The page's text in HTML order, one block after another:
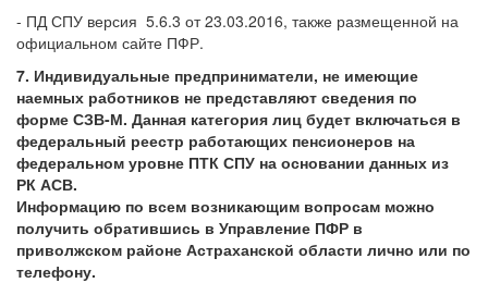
- ПД СПУ версия 5.6.3 от 23.03.2016, также размещенной на
официальном сайте ПФР.
7. Индивидуальные предприниматели, не имеющие
наемных работников не представляют сведения по
форме СЗВ-М. Данная категория лиц будет включаться в
федеральный реестр работающих пенсионеров на
федеральном уровне ПТК СПУ на основании данных из
РК АСВ.
Информацию по всем возникающим вопросам можно
получить обратившись в Управление ПФР в
приволжском районе Астраханской области лично или по
телефону.